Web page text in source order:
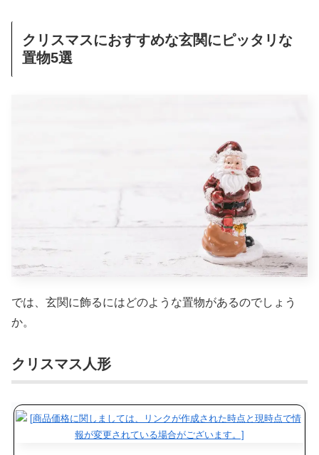
クリスマスにおすすめな玄関にピッタリな
置物5選
では、玄関に飾るにはどのような置物があるのでしょう
か。
クリスマス人形